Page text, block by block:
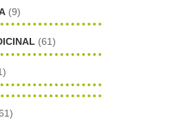
(9)
(61)